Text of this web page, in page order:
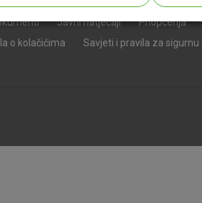
Javni natječaji Priopćenja
o kolačićima
Savjeti i pravila za sigurnu